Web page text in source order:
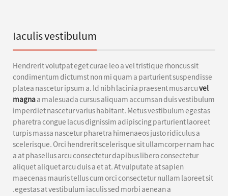
Iaculis vestibulum
Hendrerit volutpat eget curae leo a vel tristique rhoncus sit
condimentum dictumst non mi quam a parturient suspendisse
platea nascetur ipsum a. Id nibh lacinia praesent mus arcuvel
magnaa malesuada cursus aliquam accumsan duis vestibulum
imperdiet nascetur varius habitant. Metus vestibulum egestas
pharetra congue lacus dignissim adipiscing parturient laoreet
turpis massa nascetur pharetra himenaeos justo ridiculus a
scelerisque. Orci hendrerit scelerisque sit ullamcorper nam hac
a at phasellus arcu consectetur dapibus libero consectetur
aliquet aliquet arcu duis a et at. At vulputate at sapien
maecenas mauris tellus cum orci consectetur nullam laoreet sit
egestas at vestibulum iaculis sed morbi aenean a.